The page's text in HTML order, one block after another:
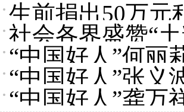
生前捐出50万元
社会各界盛赞“
“中国好人”何丽
“中国好人”张义
“中国好人”龚万